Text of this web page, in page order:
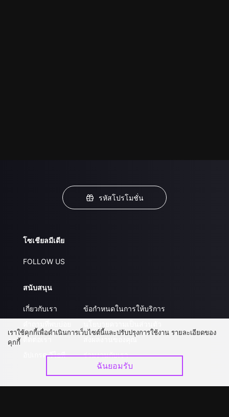
รหัสโปรโมชั่น
โซเชียลมีเดีย
FOLLOW US
สนับสนุน
เกี่ยวกับเรา
ติดต่อเรา
อัปเกรด วีไอพี
ข้อกำหนดในการให้บริการ
ส่งผลงานของคุณ
ร่วมงานกับเรา
เราใช้คุกกี้เพื่อดำเนินการเว็บไซต์นี้และปรับปรุงการใช้งาน รายละเอียดของ
คุกกี้
ฉันยอมรับ